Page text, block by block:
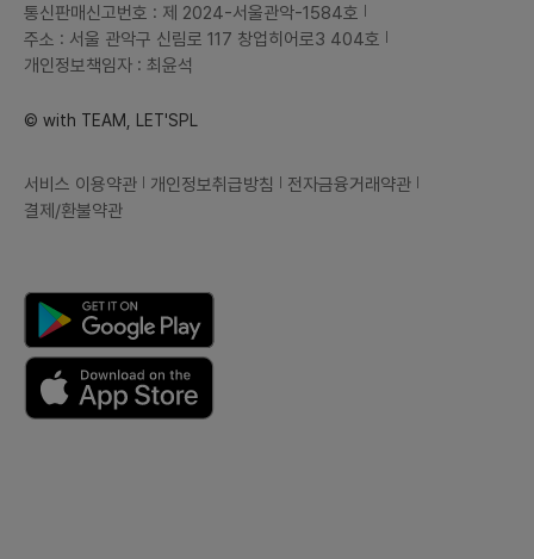
통신판매신고번호 : 제 2024-서울관악-1584호
주소 : 서울 관악구 신림로 117 창업히어로3 404호
개인정보책임자 : 최윤석
© with TEAM, LET'SPL
서비스 이용약관 개인정보취급방침
전자금융거래약관
결제/환불약관